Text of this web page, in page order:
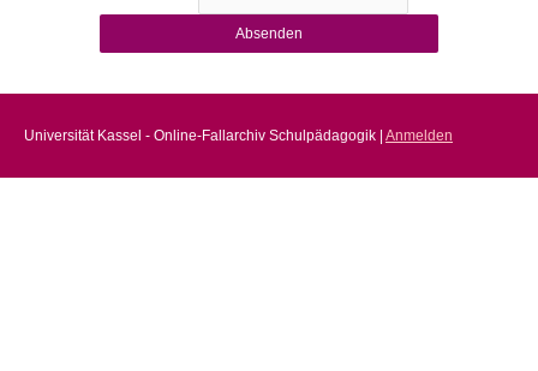
Universität Kassel - Online-Fallarchiv Schulpädagogik | Anmelden